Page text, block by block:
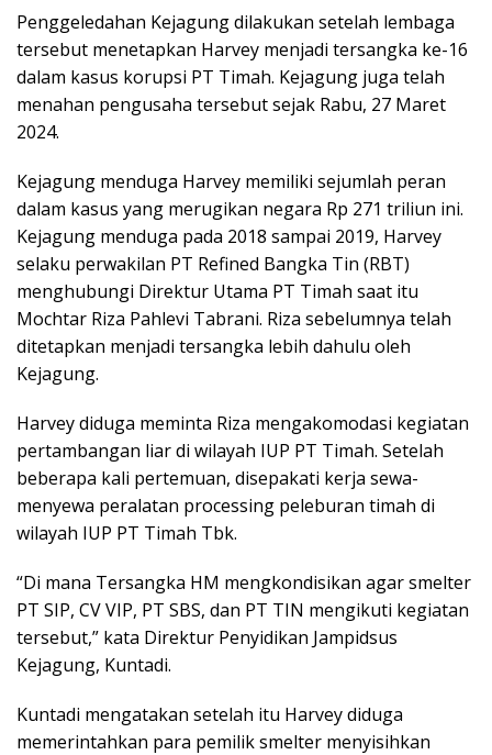
Penggeledahan Kejagung dilakukan setelah lembaga
tersebut menetapkan Harvey menjadi tersangka ke-16
dalam kasus korupsi PT Timah. Kejagung juga telah
menahan pengusaha tersebut sejak Rabu, 27 Maret
2024.
Kejagung menduga Harvey memiliki sejumlah peran
dalam kasus yang merugikan negara Rp 271 triliun ini.
Kejagung menduga pada 2018 sampai 2019, Harvey
selaku perwakilan PT Refined Bangka Tin (RBT)
menghubungi Direktur Utama PT Timah saat itu
Mochtar Riza Pahlevi Tabrani. Riza sebelumnya telah
ditetapkan menjadi tersangka lebih dahulu oleh
Kejagung.
Harvey diduga meminta Riza mengakomodasi kegiatan
pertambangan liar di wilayah IUP PT Timah. Setelah
beberapa kali pertemuan, disepakati kerja sewa-
menyewa peralatan processing peleburan timah di
wilayah IUP PT Timah Tbk.
“Di mana Tersangka HM mengkondisikan agar smelter
PT SIP, CV VIP, PT SBS, dan PT TIN mengikuti kegiatan
tersebut,” kata Direktur Penyidikan Jampidsus
Kejagung, Kuntadi.
Kuntadi mengatakan setelah itu Harvey diduga
memerintahkan para pemilik smelter menyisihkan